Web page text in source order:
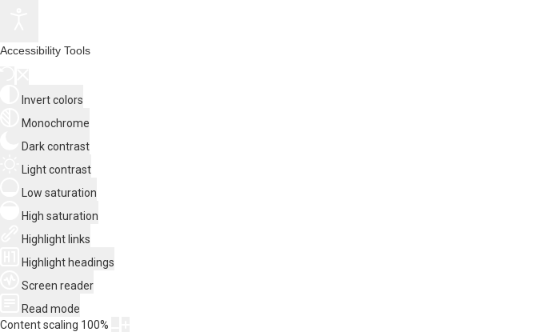
Accessibility Tools
Invert colors
Monochrome
Dark contrast
Light contrast
Low saturation
High saturation
Highlight links
Highlight headings
Screen reader
Read mode
Content scaling 100%